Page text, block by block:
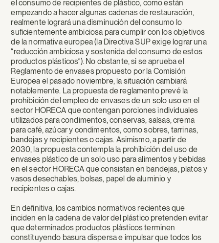
el consumo de recipientes de plástico, como están
empezando a hacer algunas cadenas de restauración,
realmente logrará una disminución del consumo lo
suficientemente ambiciosa para cumplir con los objetivos
de la normativa europea (la Directiva SUP exige lograr una
“reducción ambiciosa y sostenida del consumo de estos
productos plásticos”). No obstante, si se aprueba el
Reglamento de envases propuesto por la Comisión
Europea el pasado noviembre, la situación cambiará
notablemente. La propuesta de reglamento prevé la
prohibición del empleo de envases de un solo uso en el
sector HORECA que contengan porciones individuales
utilizados para condimentos, conservas, salsas, crema
para café, azúcar y condimentos, como sobres, tarrinas,
bandejas y recipientes o cajas. Asimismo, a partir de
2030, la propuesta contempla la prohibición del uso de
envases plástico de un solo uso para alimentos y bebidas
en el sector HORECA que consistan en bandejas, platos y
vasos desechables, bolsas, papel de aluminio y
recipientes o cajas.
En definitiva, los cambios normativos recientes que
inciden en la cadena de valor del plástico pretenden evitar
que determinados productos plásticos terminen
constituyendo basura dispersa e impulsar que todos los